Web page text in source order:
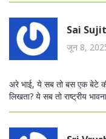
Sai
जून 8,
अरे भाई, ये सब तो बस एक बेटे
लिखता? ये सब तो राष्ट्रीय